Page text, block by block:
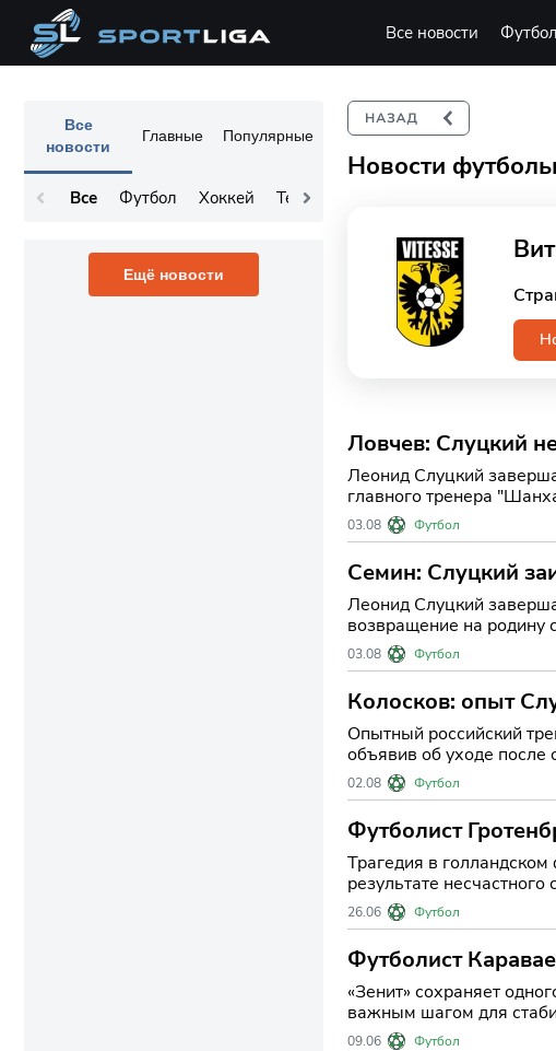
Все новости Футбол
Все
новости
Главные Популярные
Все Футбол Хоккей Теннис
Ещё новости
Новости
Ловчев: Слуцкий
Леонид Слуцкий
главного тренера
Слуцкий не останетс
03.08 Футбол
Семин: Слуцкий
Леонид Слуцкий
возвращение на родину
"Шанхай Шэньхуа"
03.08 Футбол
Колосков: опыт
Опытный российский
объявив об уходе
футбольном сообществ
02.08 Футбол
Футболист
Трагедия в
результате
Нидерландов,
26.06 Футбол
Футболист
«Зенит» сохраняет
важным шагом для стабильности и
о продлении согла
09.06 Футбол